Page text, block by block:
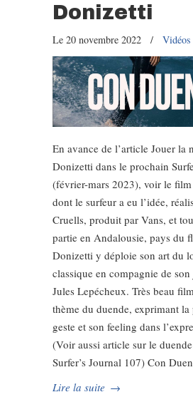
Donizetti
Le 20 novembre 2022 / Vidéos
En avance de l’article Jouer la
Donizetti dans le prochain
(février-mars 2023), voir le
dont le surfeur a eu l’idée,
Cruells, produit par Vans, et
partie en Andalousie, pays du
Donizetti y déploie son art du
classique en compagnie de
Jules Lepécheux. Très beau
thème du duende, exprimant
geste et son feeling dans
(Voir aussi article sur le
Surfer’s Journal 107) Con
Lire la suite →